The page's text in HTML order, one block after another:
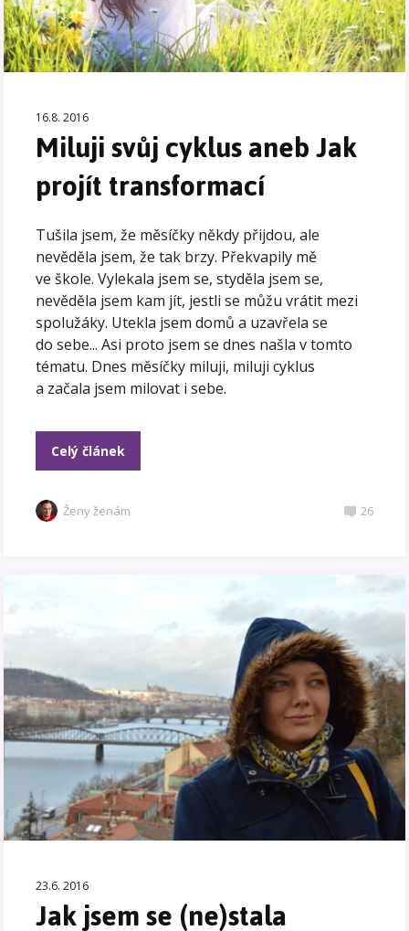
16.8. 2016
Miluji svůj cyklus aneb Jak
projít transformací
Tušila jsem, že měsíčky někdy přijdou, ale
nevěděla jsem, že tak brzy. Překvapily mě
ve škole. Vylekala jsem se, styděla jsem se,
nevěděla jsem kam jít, jestli se můžu vrátit mezi
spolužáky. Utekla jsem domů a uzavřela se
do sebe... Asi proto jsem se dnes našla v tomto
tématu. Dnes měsíčky miluji, miluji cyklus
a začala jsem milovat i sebe.
Celý článek
Ženy ženám 26
23.6. 2016
Jak jsem se (ne)stala